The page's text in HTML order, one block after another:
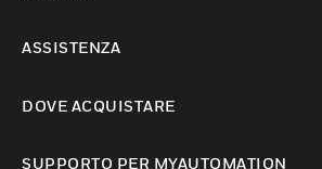
ASSISTENZA
DOVE ACQUISTARE
SUPPORTO PER MYAUTOMATION